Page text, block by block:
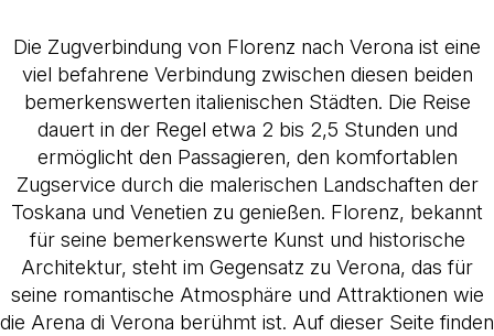
Die Zugverbindung von Florenz nach Verona ist eine
viel befahrene Verbindung zwischen diesen beiden
bemerkenswerten italienischen Städten. Die Reise
dauert in der Regel etwa 2 bis 2,5 Stunden und
ermöglicht den Passagieren, den komfortablen
Zugservice durch die malerischen Landschaften der
Toskana und Venetien zu genießen. Florenz, bekannt
für seine bemerkenswerte Kunst und historische
Architektur, steht im Gegensatz zu Verona, das für
seine romantische Atmosphäre und Attraktionen wie
die Arena di Verona berühmt ist. Auf dieser Seite finden